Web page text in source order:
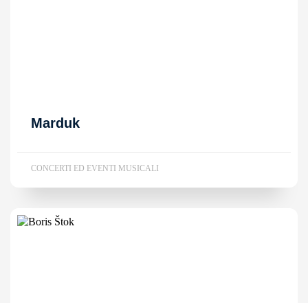
Marduk
CONCERTI ED EVENTI MUSICALI